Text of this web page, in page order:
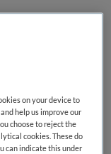
bij Maandag is
vergelijkbare
zijn.
on your device to
help us improve our
choose to reject the
cookies. These do
can indicate this under